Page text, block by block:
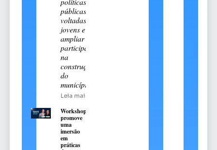
públicas
voltadas aos
jovens e
ampliar sua
participação
na
construção
do
município
Leia mais
Workshop
promove
uma
imersão
em
práticas